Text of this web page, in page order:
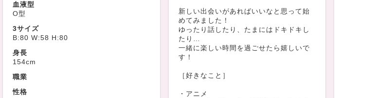
血液型
O型
3サイズ
B:80 W:58 H:80
身長
154cm
職業
性格
新しい出会いがあればいいなと思って始
めてみました！
ゆったり話したり、たまにはドキドキし
たり…
一緒に楽しい時間を過ごせたら嬉しいで
す！
［好きなこと］
・アニメ